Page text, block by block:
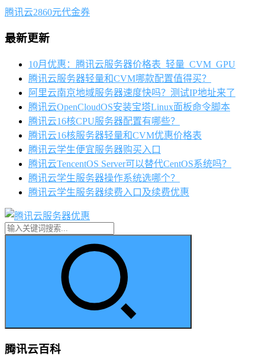
腾讯云2860元代金券
最新更新
10月优惠：腾讯云服务器价格表_轻量_CVM_GPU
腾讯云服务器轻量和CVM哪款配置值得买？
阿里云南京地域服务器速度快吗？测试IP地址来了
腾讯云OpenCloudOS安装宝塔Linux面板命令脚本
腾讯云16核CPU服务器配置有哪些？
腾讯云16核服务器轻量和CVM优惠价格表
腾讯云学生便宜服务器购买入口
腾讯云TencentOS Server可以替代CentOS系统吗？
腾讯云学生服务器操作系统选哪个？
腾讯云学生服务器续费入口及续费优惠
腾讯云百科